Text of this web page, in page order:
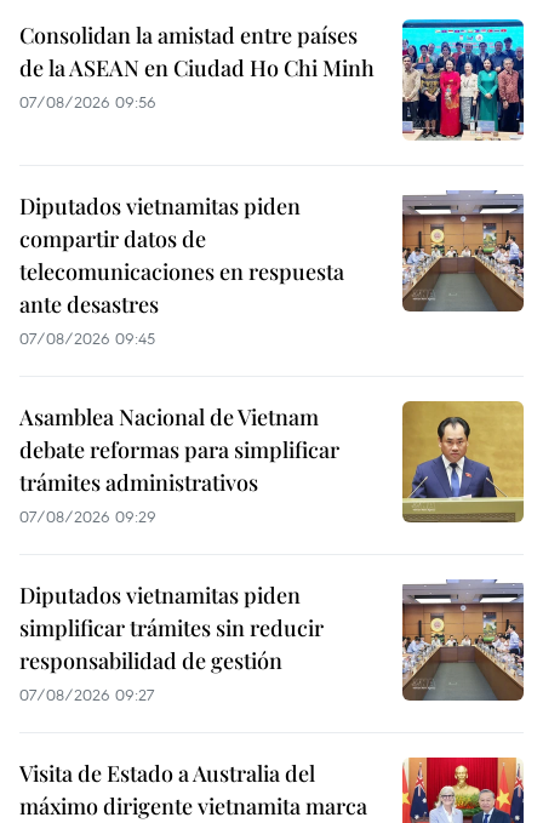
Consolidan la amistad entre países
de la ASEAN en Ciudad Ho Chi Minh
07/08/2026 09:56
Diputados vietnamitas piden
compartir datos de
telecomunicaciones en respuesta
ante desastres
07/08/2026 09:45
Asamblea Nacional de Vietnam
debate reformas para simplificar
trámites administrativos
07/08/2026 09:29
Diputados vietnamitas piden
simplificar trámites sin reducir
responsabilidad de gestión
07/08/2026 09:27
Visita de Estado a Australia del
máximo dirigente vietnamita marca